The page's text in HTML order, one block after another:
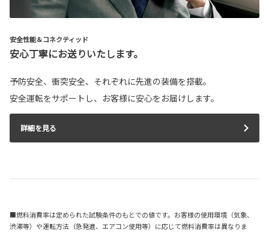
安全性能＆コネクティッド
安心丁寧にお送りいたします。
予防安全、衝突安全、それぞれに先進の装備を搭載。
安全運転をサポートし、お客様に安心をお届けします。
詳細を見る
■燃料消費率は定められた試験条件のもとでの値です。お客様の使用環境（気象、
渋滞等）や運転方法（急発進、エアコン使用等）に応じて燃料消費率は異なりま